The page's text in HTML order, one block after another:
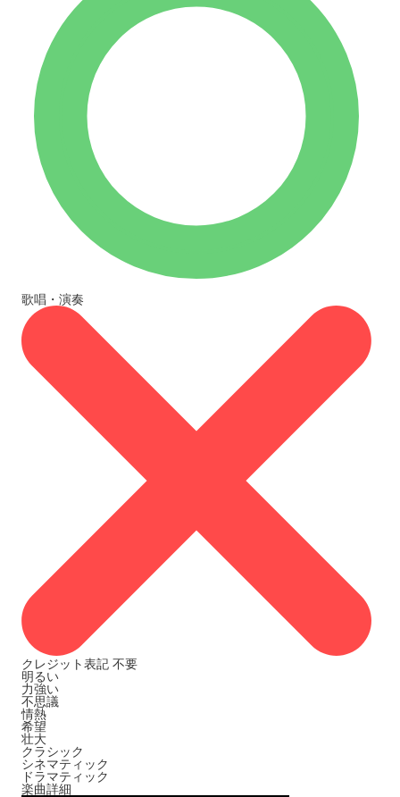
歌唱・演奏
クレジット表記 不要
明るい
力強い
不思議
情熱
希望
壮大
クラシック
シネマティック
ドラマティック
楽曲詳細